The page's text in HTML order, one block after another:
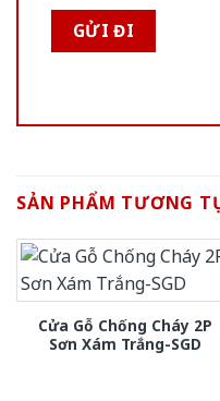
SẢN PHẨM TƯƠNG
Cửa Gỗ Chống Cháy 2P
Sơn Xám Trắng-SGD